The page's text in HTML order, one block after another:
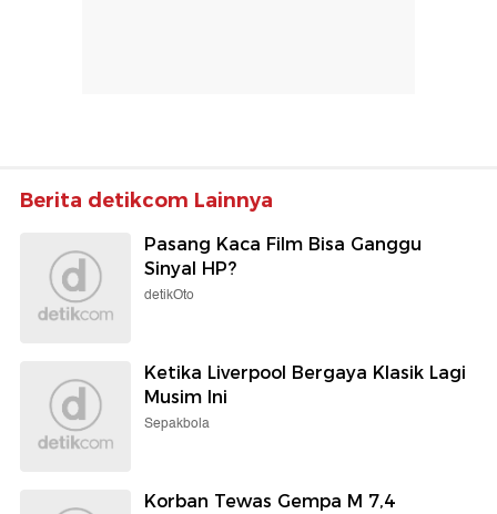
Berita detikcom Lainnya
Pasang Kaca Film Bisa Ganggu
Sinyal HP?
detikOto
Ketika Liverpool Bergaya Klasik Lagi
Musim Ini
Sepakbola
Korban Tewas Gempa M 7,4